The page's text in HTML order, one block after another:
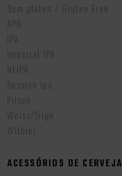
Sem glúten / Gluten Free
APA
IPA
Imperial IPA
NEIPA
Session Ipa
Pilsen
Weiss/Trigo
Witbier
ACESSÓRIOS DE CERVEJA